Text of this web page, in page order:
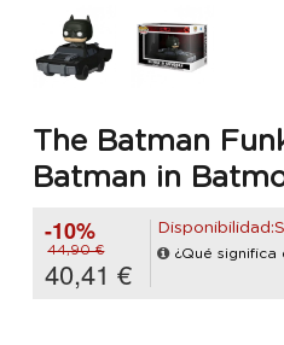
The Batman
Batman in
-10%
44,90 €
40,41 €
¿Qué significa